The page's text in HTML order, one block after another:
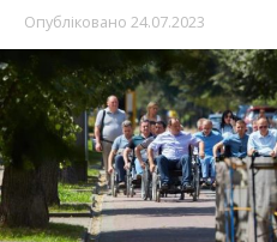
Опубліковано 24.07.2023